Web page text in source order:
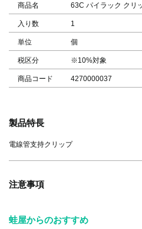
商品名 63C パイラック クリ
入り数 1
単位 個
税区分 ※10%対象
商品コード 4270000037
製品特長
電線管支持クリップ
注意事項
蛙屋からのおすすめ